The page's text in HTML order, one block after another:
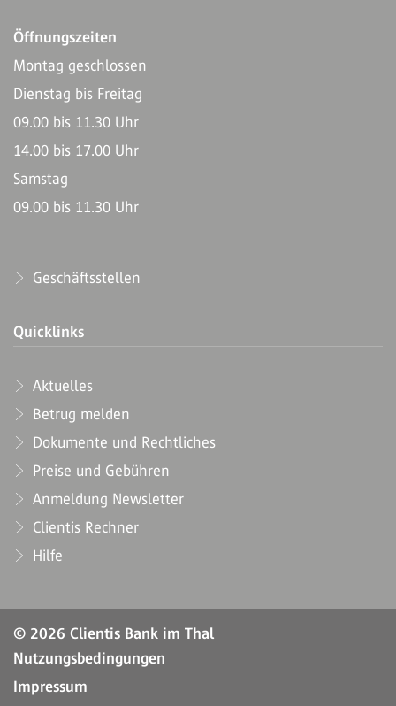
Öffnungszeiten
Montag geschlossen
Dienstag bis Freitag
09.00 bis 11.30 Uhr
14.00 bis 17.00 Uhr
Samstag
09.00 bis 11.30 Uhr
Geschäftsstellen
Quicklinks
Aktuelles
Betrug melden
Dokumente und Rechtliches
Preise und Gebühren
Anmeldung Newsletter
Clientis Rechner
Hilfe
© 2026 Clientis Bank im Thal
Nutzungsbedingungen
Impressum